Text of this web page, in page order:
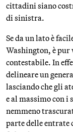
cittadini siano
di sinistra.
Se da un lato è
Washington, è pur
contestabile. In
delineare un
lasciando che gli
e al massimo con i
nemmeno
parte delle entrate